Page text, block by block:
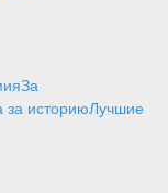
За
за историюЛучшие